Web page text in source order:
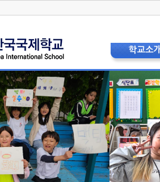
학교소
학교장 인
상징 및 교
교육비전
현황 및
교직원소
법인이사
학교운영위
학부모회
층별안내